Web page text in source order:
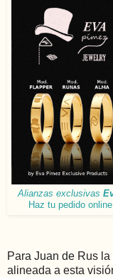
Alianzas exclusivas
Haz tu pedido
Para Juan de Rus
alineada a esta